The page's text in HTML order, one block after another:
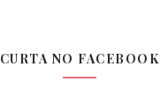
CURTA NO FACEBOOK